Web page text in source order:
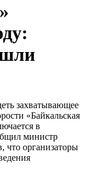
захватывающее
«Байкальская
в
министр
что организаторы